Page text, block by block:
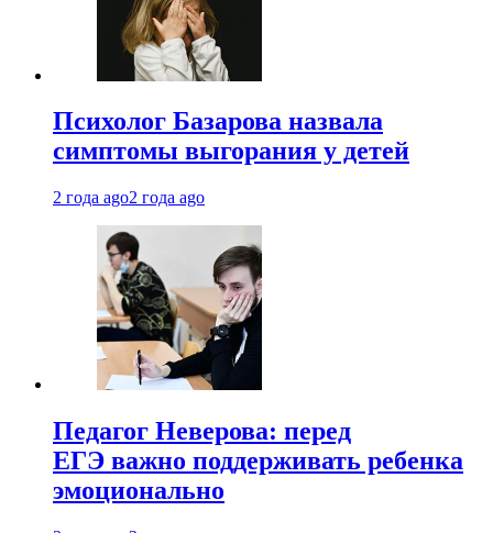
Психолог Базарова назвала
симптомы выгорания у детей
2 года ago2 года ago
Педагог Неверова: перед
ЕГЭ важно поддерживать ребенка
эмоционально